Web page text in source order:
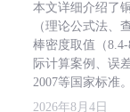
本文详细介绍了
（理论公式法、
棒密度取值（
际计算案例、误
2007等国家标准。
2026年8月4日